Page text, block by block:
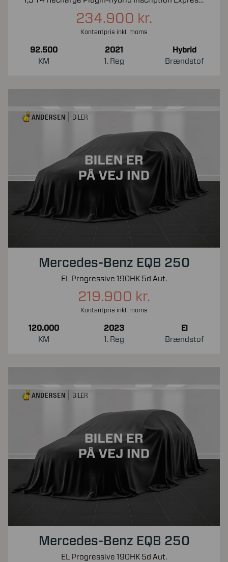
234.900 kr.
Kontantpris inkl. moms
92.500
KM
2021
1. Reg
Hybrid
Brændstof
Mercedes-Benz EQB 250
EL Progressive 190HK 5d Aut.
219.900 kr.
Kontantpris inkl. moms
120.000
KM
2023
1. Reg
El
Brændstof
Mercedes-Benz EQB 250
EL Progressive 190HK 5d Aut.